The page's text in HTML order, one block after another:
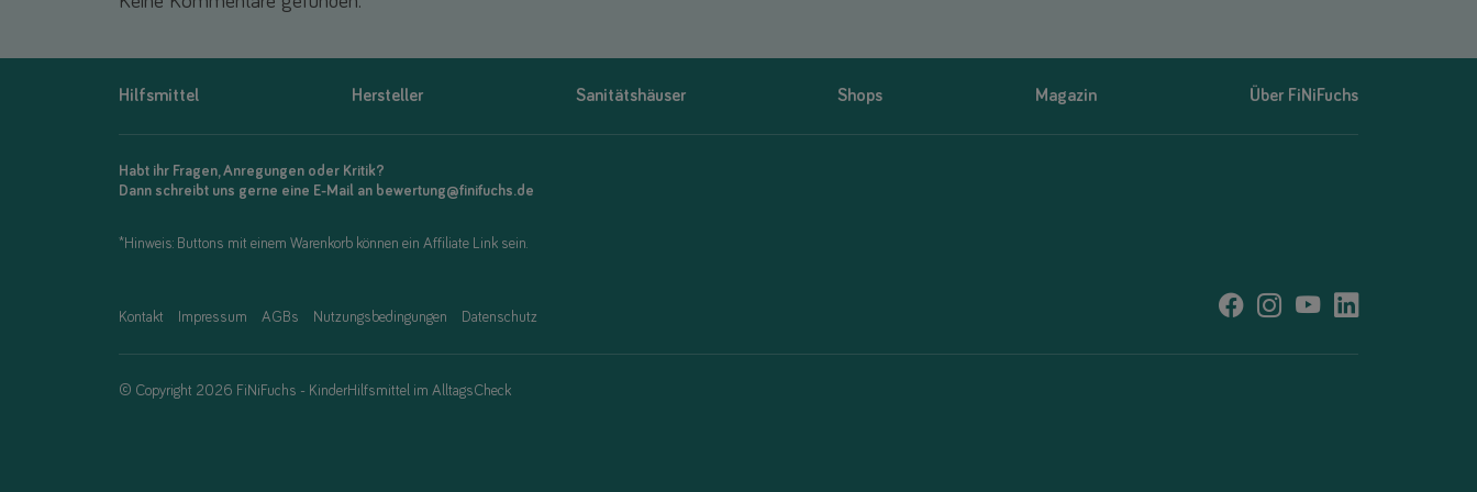
Hilfsmittel Hersteller Sanitätshäuser Shops Magazin Über FiNiFuchs
Habt ihr Fragen, Anregungen oder Kritik?
Dann schreibt uns gerne eine E-Mail an bewertung@finifuchs.de
*Hinweis: Buttons mit einem Warenkorb können ein Affiliate Link sein.
Kontakt Impressum AGBs Nutzungsbedingungen Datenschutz
© Copyright 2026 FiNiFuchs - KinderHilfsmittel im AlltagsCheck